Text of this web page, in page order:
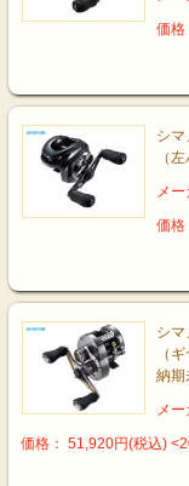
価格
シ
（
メ
価格
シ
（
納期
メ
価格： 51,920円(税込)